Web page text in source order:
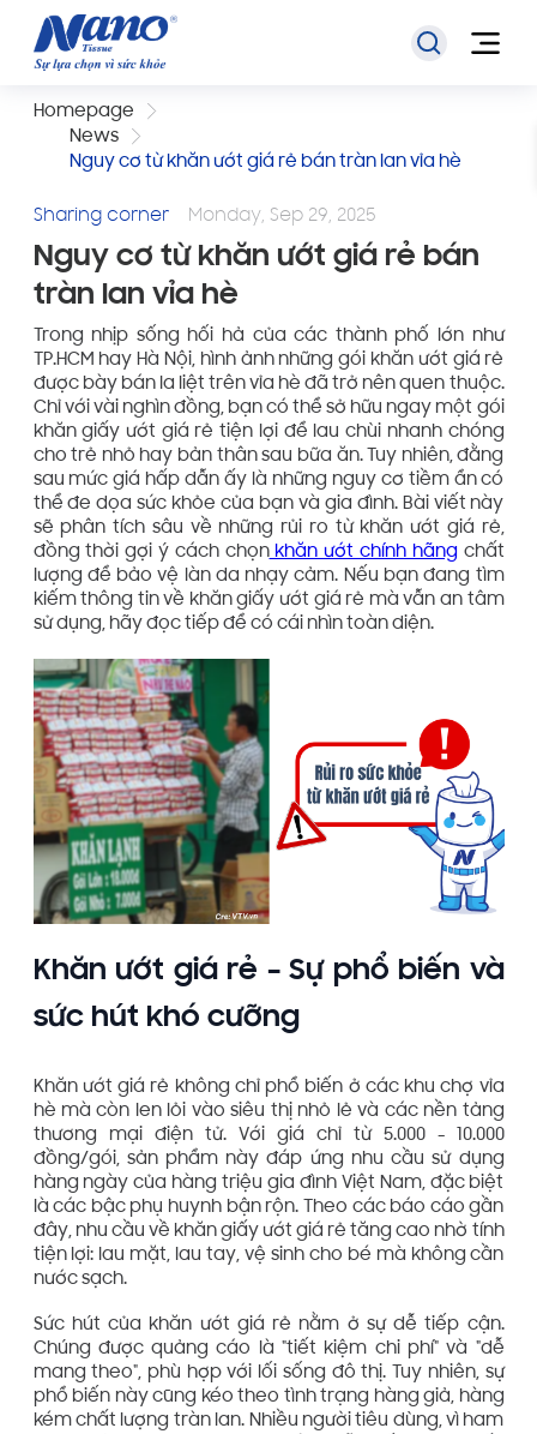
Homepage
News
Nguy cơ từ khăn ướt giá rẻ bán tràn lan vỉa hè
Sharing corner Monday, Sep 29, 2025
Nguy cơ từ khăn ướt giá rẻ bán
tràn lan vỉa hè
Trong nhịp sống hối hả của các thành phố lớn như
TP.HCM hay Hà Nội, hình ảnh những gói khăn ướt giá rẻ
được bày bán la liệt trên vỉa hè đã trở nên quen thuộc.
Chỉ với vài nghìn đồng, bạn có thể sở hữu ngay một gói
khăn giấy ướt giá rẻ tiện lợi để lau chùi nhanh chóng
cho trẻ nhỏ hay bản thân sau bữa ăn. Tuy nhiên, đằng
sau mức giá hấp dẫn ấy là những nguy cơ tiềm ẩn có
thể đe dọa sức khỏe của bạn và gia đình. Bài viết này
sẽ phân tích sâu về những rủi ro từ khăn ướt giá rẻ,
đồng thời gợi ý cách chọnkhăn ướt chính hãng chất
lượng để bảo vệ làn da nhạy cảm. Nếu bạn đang tìm
kiếm thông tin về khăn giấy ướt giá rẻ mà vẫn an tâm
sử dụng, hãy đọc tiếp để có cái nhìn toàn diện.
Khăn ướt giá rẻ – Sự phổ biến và
sức hút khó cưỡng
Khăn ướt giá rẻ không chỉ phổ biến ở các khu chợ vỉa
hè mà còn len lỏi vào siêu thị nhỏ lẻ và các nền tảng
thương mại điện tử. Với giá chỉ từ 5.000 - 10.000
đồng/gói, sản phẩm này đáp ứng nhu cầu sử dụng
hàng ngày của hàng triệu gia đình Việt Nam, đặc biệt
là các bậc phụ huynh bận rộn. Theo các báo cáo gần
đây, nhu cầu về khăn giấy ướt giá rẻ tăng cao nhờ tính
tiện lợi: lau mặt, lau tay, vệ sinh cho bé mà không cần
nước sạch.
Sức hút của khăn ướt giá rẻ nằm ở sự dễ tiếp cận.
Chúng được quảng cáo là "tiết kiệm chi phí" và "dễ
mang theo", phù hợp với lối sống đô thị. Tuy nhiên, sự
phổ biến này cũng kéo theo tình trạng hàng giả, hàng
kém chất lượng tràn lan. Nhiều người tiêu dùng, vì ham